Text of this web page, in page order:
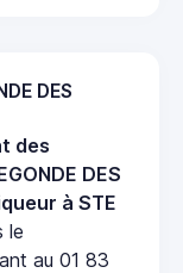
DES
des
DES
à STE
le
au 01 83